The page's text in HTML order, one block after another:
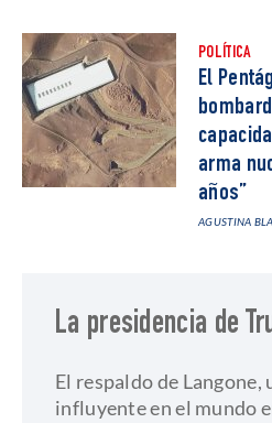
POLÍTICA
El
arma
años”
AGUSTINA
La presidencia de
El respaldo de Langone,
influyente en el mundo